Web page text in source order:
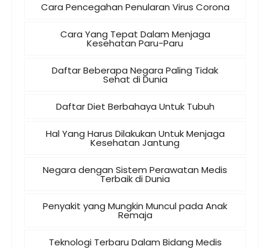
Cara Pencegahan Penularan Virus Corona
Cara Yang Tepat Dalam Menjaga
Kesehatan Paru-Paru
Daftar Beberapa Negara Paling Tidak
Sehat di Dunia
Daftar Diet Berbahaya Untuk Tubuh
Hal Yang Harus Dilakukan Untuk Menjaga
Kesehatan Jantung
Negara dengan Sistem Perawatan Medis
Terbaik di Dunia
Penyakit yang Mungkin Muncul pada Anak
Remaja
Teknologi Terbaru Dalam Bidang Medis